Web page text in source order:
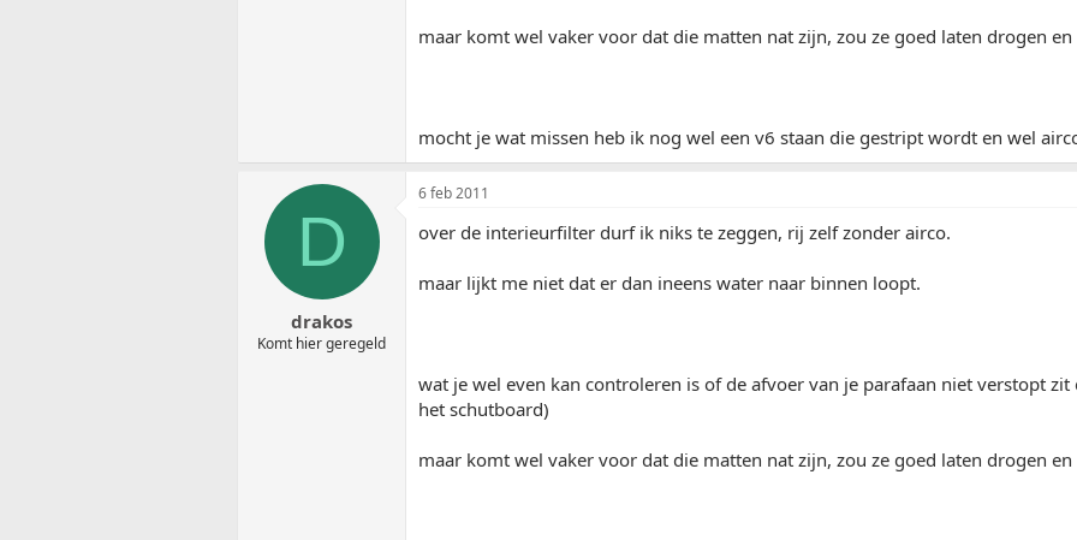
maar komt wel vaker voor dat die matten nat zijn, zou ze goed laten drogen
mocht je wat missen heb ik nog wel een v6 staan die gestript wordt en wel
D
drakos
Komt hier geregeld
6 feb 2011
over de interieurfilter durf ik niks te zeggen, rij zelf zonder airco.
maar lijkt me niet dat er dan ineens water naar binnen loopt.
wat je wel even kan controleren is of de afvoer van je parafaan niet verstopt
het schutboard)
maar komt wel vaker voor dat die matten nat zijn, zou ze goed laten drogen